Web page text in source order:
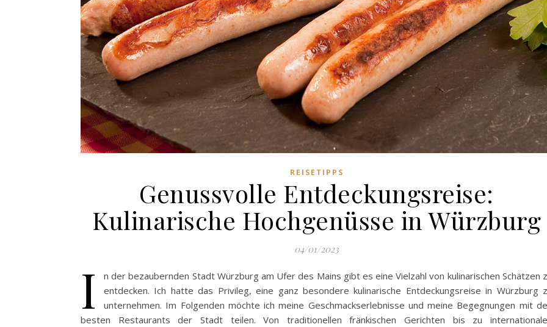
REISETIPPS
Genussvolle Entdeckungsreise:
Kulinarische Hochgenüsse in Würzburg
04/01/2023
I
n der bezaubernden Stadt Würzburg am Ufer des Mains gibt es eine Vielzahl von kulinarischen Schätzen
entdecken. Ich hatte das Privileg, eine ganz besondere kulinarische Entdeckungsreise in Würzburg
unternehmen. Im Folgenden möchte ich meine Geschmackserlebnisse und meine Begegnungen mit
besten Restaurants der Stadt teilen. Von traditionellen fränkischen Gerichten bis zu